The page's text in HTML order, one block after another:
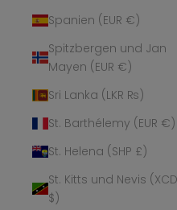
Spanien (EUR €)
Spitzbergen und Jan
Mayen (EUR €)
Sri Lanka (LKR ₨)
St. Barthélemy (EUR €)
St. Helena (SHP £)
St. Kitts und Nevis (XCD
$)